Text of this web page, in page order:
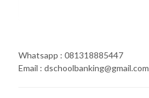
Whatsapp : 081318885447
Email : dschoolbanking@gmail.com